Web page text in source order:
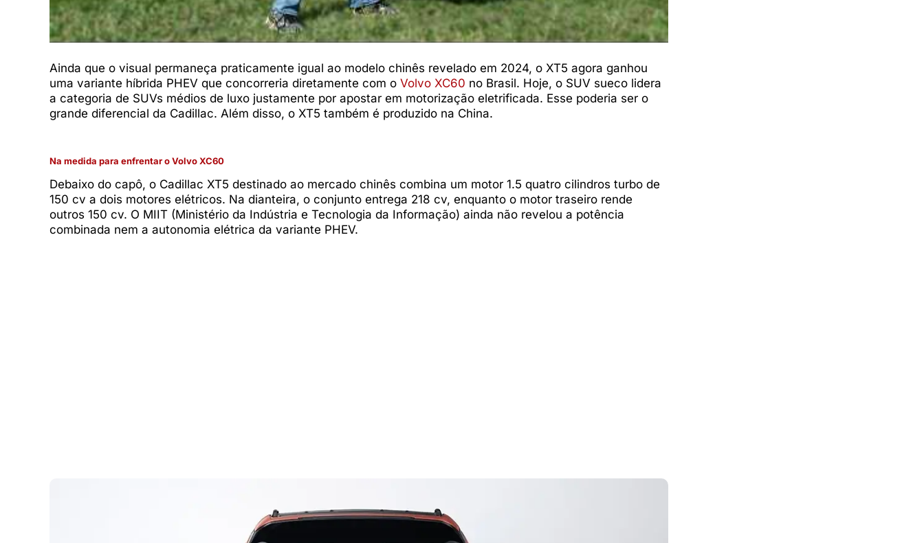
Ainda que o visual permaneça praticamente igual ao modelo chinês revelado em 2024, o XT5 agora ganhou
uma variante híbrida PHEV que concorreria diretamente com o Volvo XC60 no Brasil. Hoje, o SUV sueco lidera
a categoria de SUVs médios de luxo justamente por apostar em motorização eletrificada. Esse poderia ser o
grande diferencial da Cadillac. Além disso, o XT5 também é produzido na China.
Na medida para enfrentar o Volvo XC60
Debaixo do capô, o Cadillac XT5 destinado ao mercado chinês combina um motor 1.5 quatro cilindros turbo de
150 cv a dois motores elétricos. Na dianteira, o conjunto entrega 218 cv, enquanto o motor traseiro rende
outros 150 cv. O MIIT (Ministério da Indústria e Tecnologia da Informação) ainda não revelou a potência
combinada nem a autonomia elétrica da variante PHEV.